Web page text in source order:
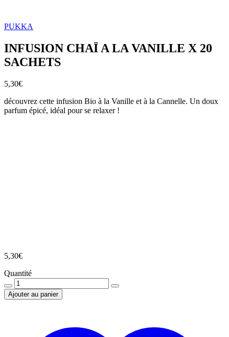
PUKKA
INFUSION CHAÏ A LA VANILLE X 20
SACHETS
5,30€
découvrez cette infusion Bio à la Vanille et à la Cannelle. Un doux
parfum épicé, idéal pour se relaxer !
5,30€
QuantitéQuantité
Ajouter au panier